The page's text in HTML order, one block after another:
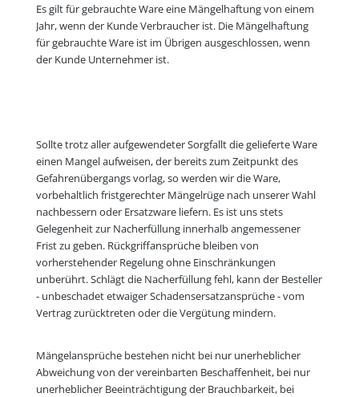
Es gilt für gebrauchte Ware eine Mängelhaftung von einem
Jahr, wenn der Kunde Verbraucher ist. Die Mängelhaftung
für gebrauchte Ware ist im Übrigen ausgeschlossen, wenn
der Kunde Unternehmer ist.
Sollte trotz aller aufgewendeter Sorgfallt die gelieferte Ware
einen Mangel aufweisen, der bereits zum Zeitpunkt des
Gefahrenübergangs vorlag, so werden wir die Ware,
vorbehaltlich fristgerechter Mängelrüge nach unserer Wahl
nachbessern oder Ersatzware liefern. Es ist uns stets
Gelegenheit zur Nacherfüllung innerhalb angemessener
Frist zu geben. Rückgriffansprüche bleiben von
vorherstehender Regelung ohne Einschränkungen
unberührt. Schlägt die Nacherfüllung fehl, kann der Besteller
- unbeschadet etwaiger Schadensersatzansprüche - vom
Vertrag zurücktreten oder die Vergütung mindern.
Mängelansprüche bestehen nicht bei nur unerheblicher
Abweichung von der vereinbarten Beschaffenheit, bei nur
unerheblicher Beeinträchtigung der Brauchbarkeit, bei